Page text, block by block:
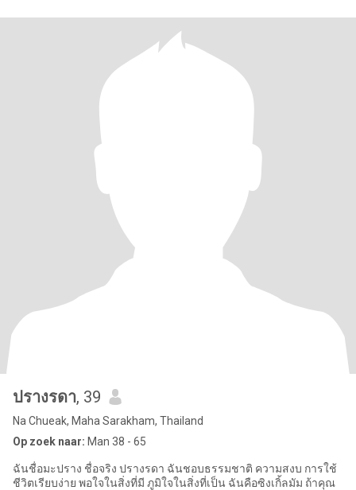
ปรางรดา, 39
Na Chueak, Maha Sarakham, Thailand
Op zoek naar: Man 38 - 65
ฉันชื่อมะปราง ชื่อจริง ปรางรดา ฉันชอบธรรมชาติ ความสงบ การใช้
ชีวิตเรียบง่าย พอใจในสิ่งที่มี ภูมิใจในสิ่งที่เป็น ฉันคือซิงเกิ้ลมัม ถ้าคุณ